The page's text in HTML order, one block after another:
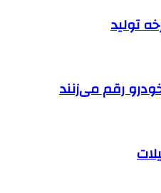
رقم می‌زنند